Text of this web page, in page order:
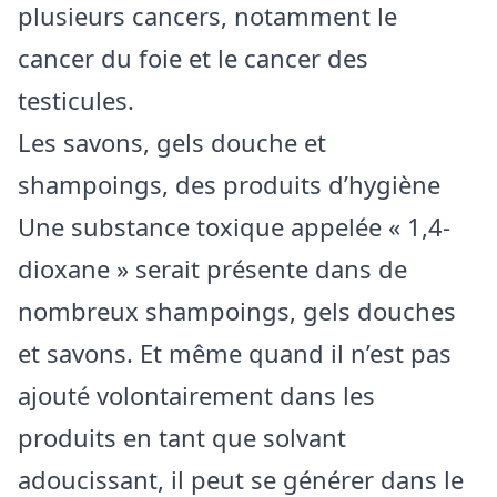
plusieurs cancers, notamment le
cancer du foie et le cancer des
testicules.
Les savons, gels douche et
shampoings, des produits d’hygiène
Une substance toxique appelée « 1,4-
dioxane » serait présente dans de
nombreux shampoings, gels douches
et savons. Et même quand il n’est pas
ajouté volontairement dans les
produits en tant que solvant
adoucissant, il peut se générer dans le